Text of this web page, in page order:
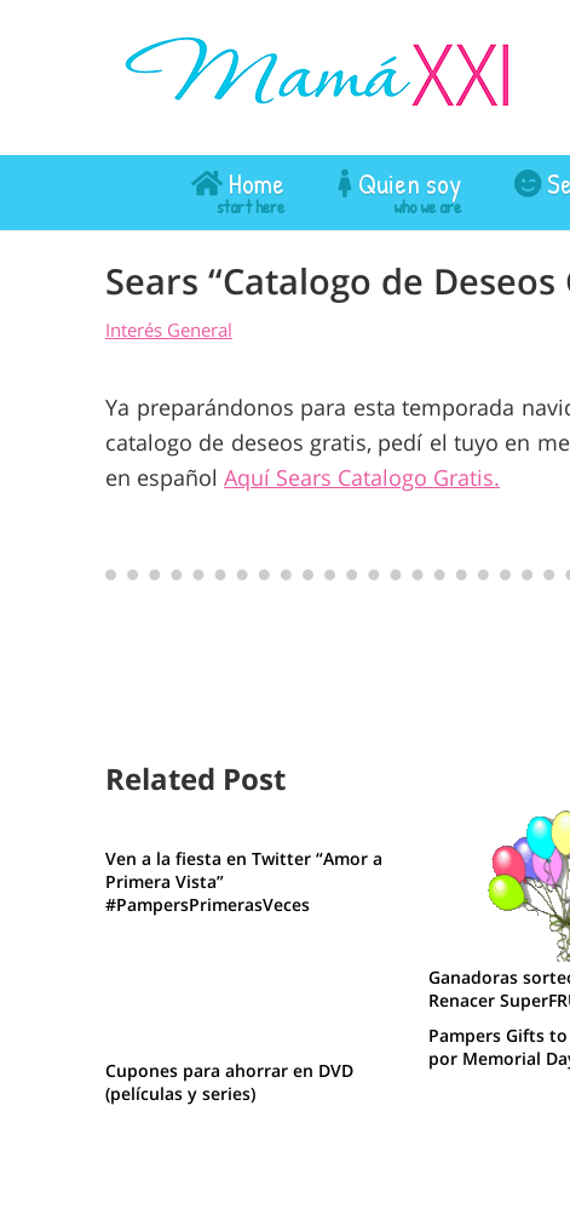
Home Quien soy
Sears “Catalogo de Deseos
Interés General
Ya preparándonos para esta temporada
catalogo de deseos gratis, pedí el tuyo en
en español Aquí Sears Catalogo Gratis.
Related Post
Ven a la fiesta en Twitter “Amor a
Primera Vista”
#PampersPrimerasVeces
Ganadoras
Renacer
Cupones para ahorrar en DVD
(películas y series)
Pampers Gifts
por Memorial